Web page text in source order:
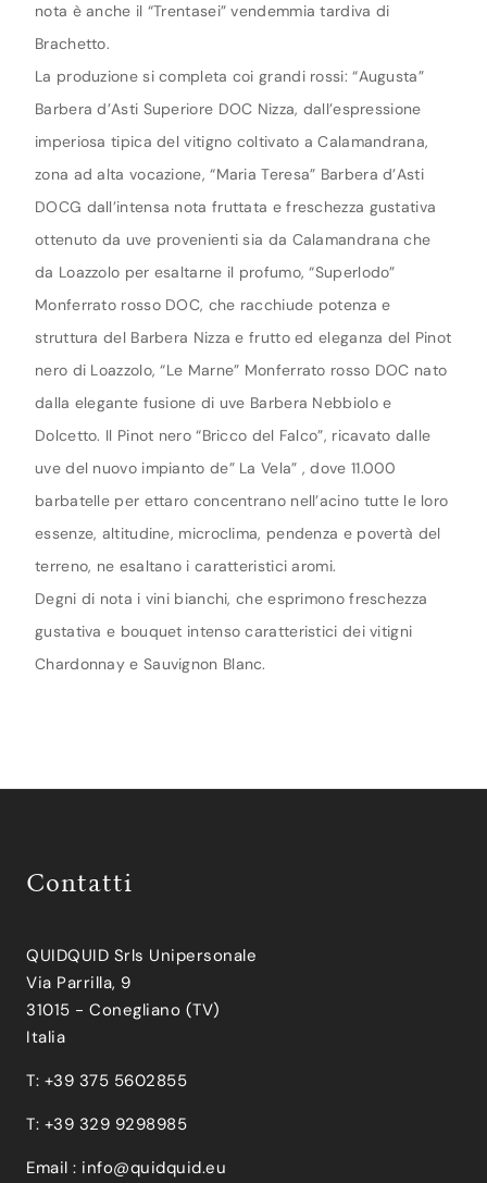
nota è anche il “Trentasei” vendemmia tardiva di
Brachetto.
La produzione si completa coi grandi rossi: “Augusta”
Barbera d’Asti Superiore DOC Nizza, dall’espressione
imperiosa tipica del vitigno coltivato a Calamandrana,
zona ad alta vocazione, “Maria Teresa” Barbera d’Asti
DOCG dall’intensa nota fruttata e freschezza gustativa
ottenuto da uve provenienti sia da Calamandrana che
da Loazzolo per esaltarne il profumo, “Superlodo”
Monferrato rosso DOC, che racchiude potenza e
struttura del Barbera Nizza e frutto ed eleganza del Pinot
nero di Loazzolo, “Le Marne” Monferrato rosso DOC nato
dalla elegante fusione di uve Barbera Nebbiolo e
Dolcetto. Il Pinot nero “Bricco del Falco”, ricavato dalle
uve del nuovo impianto de” La Vela” , dove 11.000
barbatelle per ettaro concentrano nell’acino tutte le loro
essenze, altitudine, microclima, pendenza e povertà del
terreno, ne esaltano i caratteristici aromi.
Degni di nota i vini bianchi, che esprimono freschezza
gustativa e bouquet intenso caratteristici dei vitigni
Chardonnay e Sauvignon Blanc.
Contatti
QUIDQUID Srls Unipersonale
Via Parrilla, 9
31015 - Conegliano (TV)
Italia
T: +39 375 5602855
T: +39 329 9298985
Email : info@quidquid.eu